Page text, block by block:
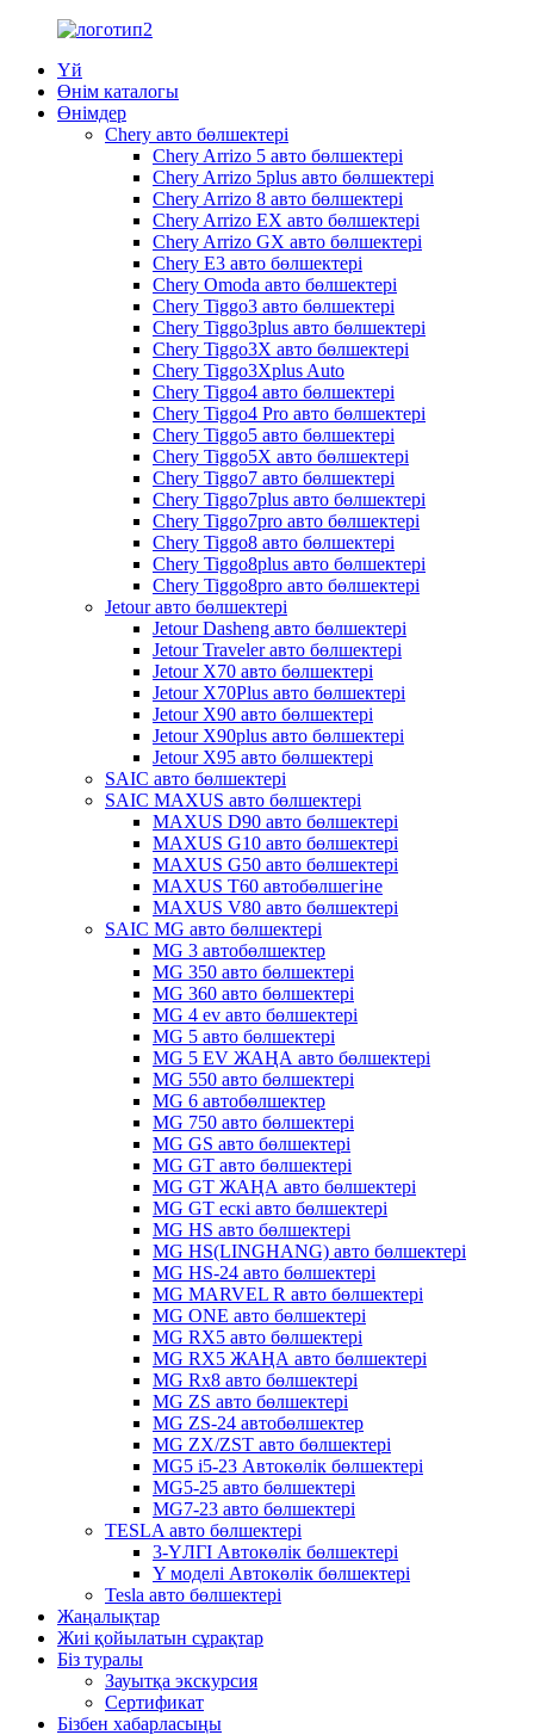
Үй
Өнім каталогы
Өнімдер
Chery авто бөлшектері
Chery Arrizo 5 авто бөлшектері
Chery Arrizo 5plus авто бөлшектері
Chery Arrizo 8 авто бөлшектері
Chery Arrizo EX авто бөлшектері
Chery Arrizo GX авто бөлшектері
Chery E3 авто бөлшектері
Chery Omoda авто бөлшектері
Chery Tiggo3 авто бөлшектері
Chery Tiggo3plus авто бөлшектері
Chery Tiggo3X авто бөлшектері
Chery Tiggo3Xplus Auto
Chery Tiggo4 авто бөлшектері
Chery Tiggo4 Pro авто бөлшектері
Chery Tiggo5 авто бөлшектері
Chery Tiggo5X авто бөлшектері
Chery Tiggo7 авто бөлшектері
Chery Tiggo7plus авто бөлшектері
Chery Tiggo7pro авто бөлшектері
Chery Tiggo8 авто бөлшектері
Chery Tiggo8plus авто бөлшектері
Chery Tiggo8pro авто бөлшектері
Jetour авто бөлшектері
Jetour Dasheng авто бөлшектері
Jetour Traveler авто бөлшектері
Jetour X70 авто бөлшектері
Jetour X70Plus авто бөлшектері
Jetour X90 авто бөлшектері
Jetour X90plus авто бөлшектері
Jetour X95 авто бөлшектері
SAIC авто бөлшектері
SAIC MAXUS авто бөлшектері
MAXUS D90 авто бөлшектері
MAXUS G10 авто бөлшектері
MAXUS G50 авто бөлшектері
MAXUS T60 автобөлшегіне
MAXUS V80 авто бөлшектері
SAIC MG авто бөлшектері
MG 3 автобөлшектер
MG 350 авто бөлшектері
MG 360 авто бөлшектері
MG 4 ev авто бөлшектері
MG 5 авто бөлшектері
MG 5 EV ЖАҢА авто бөлшектері
MG 550 авто бөлшектері
MG 6 автобөлшектер
MG 750 авто бөлшектері
MG GS авто бөлшектері
MG GT авто бөлшектері
MG GT ЖАҢА авто бөлшектері
MG GT ескі авто бөлшектері
MG HS авто бөлшектері
MG HS(LINGHANG) авто бөлшектері
MG HS-24 авто бөлшектері
MG MARVEL R авто бөлшектері
MG ONE авто бөлшектері
MG RX5 авто бөлшектері
MG RX5 ЖАҢА авто бөлшектері
MG Rx8 авто бөлшектері
MG ZS авто бөлшектері
MG ZS-24 автобөлшектер
MG ZX/ZST авто бөлшектері
MG5 i5-23 Автокөлік бөлшектері
MG5-25 авто бөлшектері
MG7-23 авто бөлшектері
TESLA авто бөлшектері
3-ҮЛГІ Автокөлік бөлшектері
Y моделі Автокөлік бөлшектері
Tesla авто бөлшектері
Жаңалықтар
Жиі қойылатын сұрақтар
Біз туралы
Зауытқа экскурсия
Сертификат
Бізбен хабарласыңы